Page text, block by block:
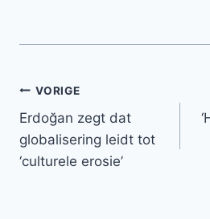
Bericht
navigatie
VORIGE
Erdoğan zegt dat
globalisering leidt tot
‘culturele erosie’